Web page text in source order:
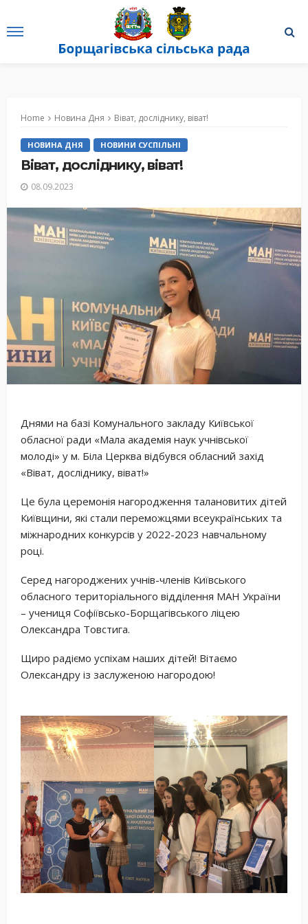
Home Новина Дня Віват, досліднику, віват!
НОВИНА ДНЯ НОВИНИ СУСПІЛЬНІ
Віват, досліднику, віват!
08.09.2023
Днями на базі Комунального закладу Київської
обласної ради «Мала академія наук учнівської
молоді» у м. Біла Церква відбувся обласний захід
«Віват, досліднику, віват!»
Це була церемонія нагородження талановитих дітей
Київщини, які стали переможцями всеукраїнських та
міжнародних конкурсів у 2022-2023 навчальному
році.
Серед нагороджених учнів-членів Київського
обласного територіального відділення МАН України
– учениця Софіївсько-Борщагівського ліцею
Олександра Товстига.
Щиро радіємо успіхам наших дітей! Вітаємо
Олександру із заслуженою нагородою!